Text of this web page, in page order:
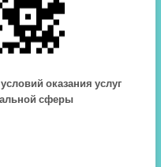
оказания услуг
сферы